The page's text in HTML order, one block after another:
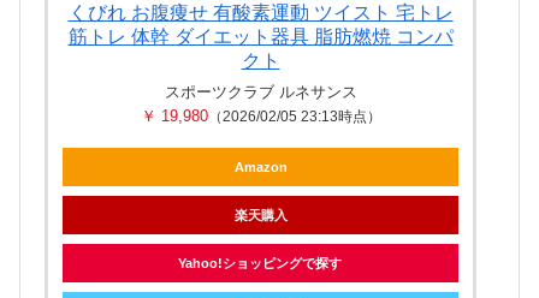
くびれ お腹痩せ 有酸素運動 ツイスト 宅トレ
筋トレ 体幹 ダイエット器具 脂肪燃焼 コンパ
クト
スポーツクラブ ルネサンス
￥ 19,980（2026/02/05 23:13時点）
Amazon
楽天購入
Yahoo!ショッピングで探す